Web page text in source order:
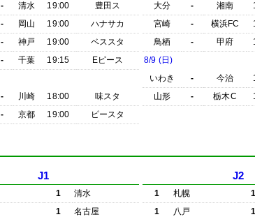
- 清水 19:00
豊田ス
- 岡山 19:00
ハナサカ
- 神戸 19:00
ベススタ
- 千葉 19:15
Eピース
- 川崎 18:00
味スタ
- 京都 19:00 ピースタ
大分
- 湘南
宮崎
- 横浜FC
鳥栖
- 甲府
8/9 (日)
いわき
- 今治
山形
- 栃木C
J1
1
清水
1
名古屋
J2
1 札幌 1
1
八戸 1